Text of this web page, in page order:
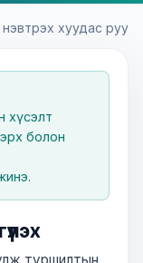
хуудас руу
хүсэлт
болон